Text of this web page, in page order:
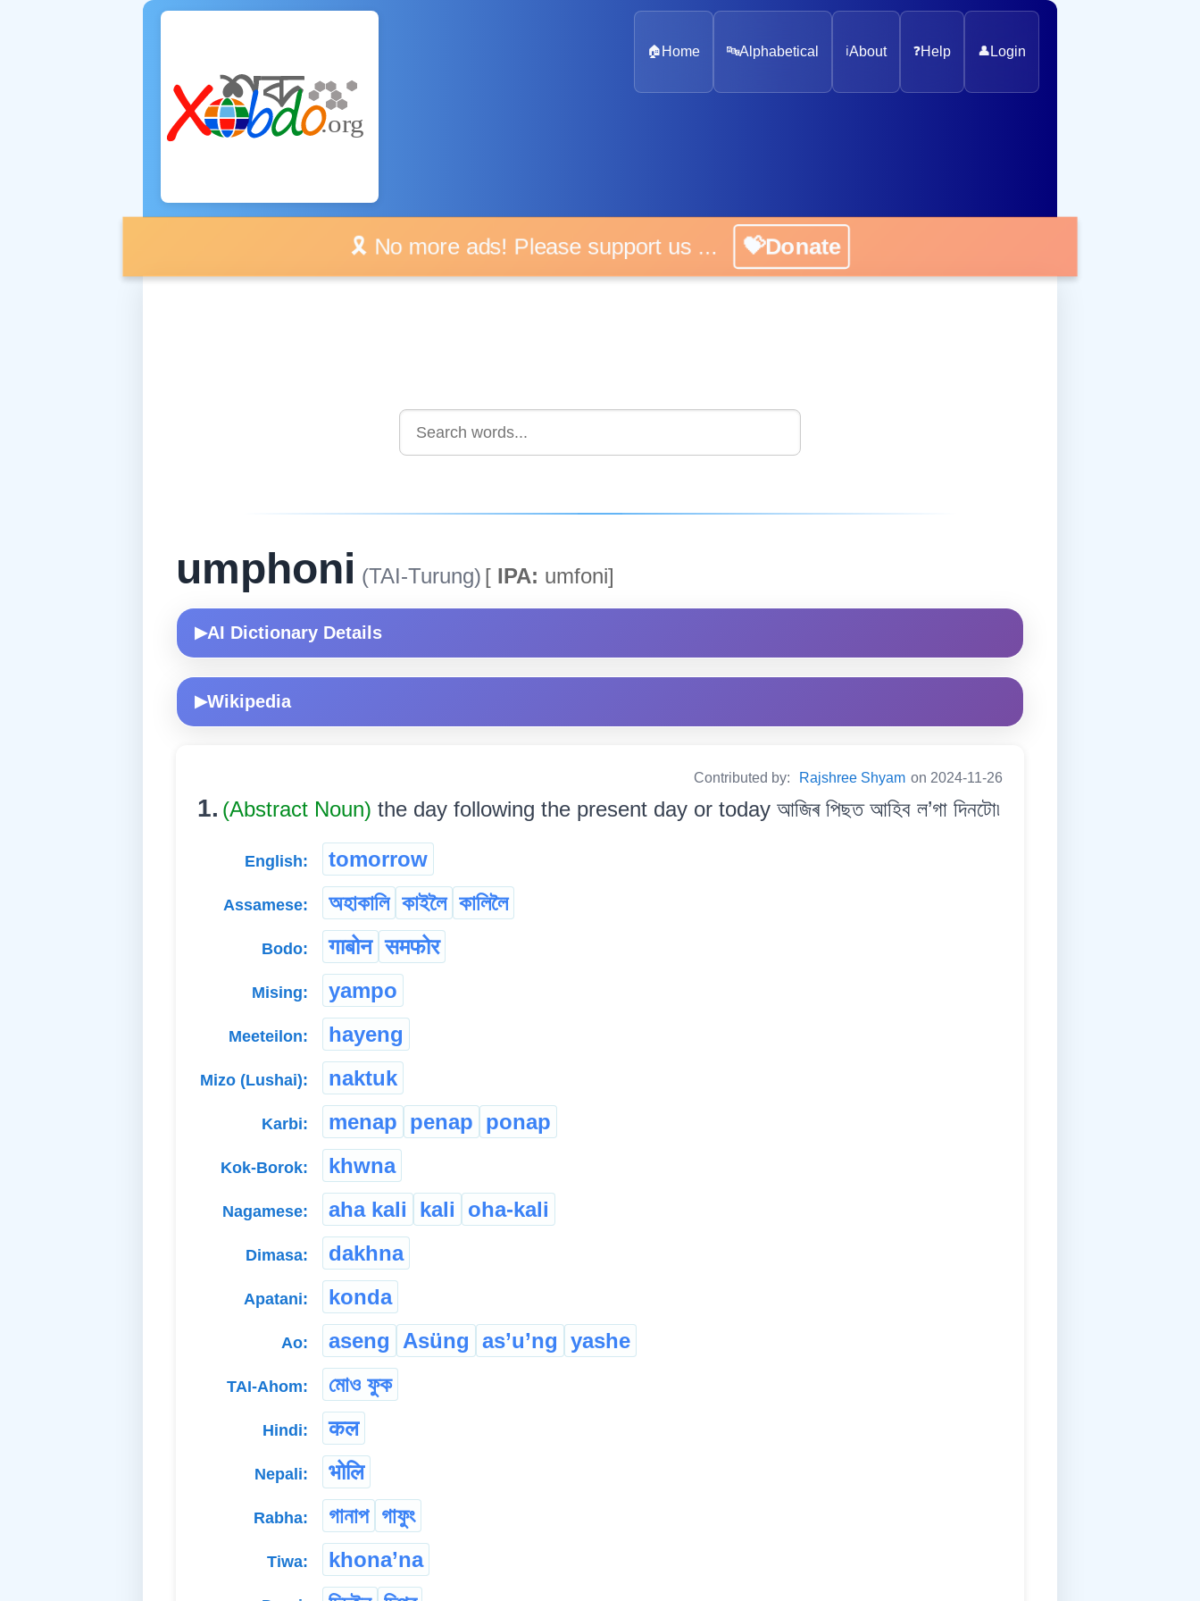
🏠 Home 🔤Alphabetical ℹ️About ❓Help 👤 Login
🎗️ No more ads! Please support us ... 💝Donate
umphoni (TAI-Turung) [ IPA: umfoni]
▶AI Dictionary Details
▶Wikipedia
Contributed by: Rajshree Shyam on 2024-11-26
1. (Abstract Noun) the day following the present day or today আজিৰ পিছত আহিব ল’গা দিনটো৷
English: tomorrow
Assamese: অহাকালি কাইলৈ কালিলৈ
Bodo: गाबोन समफोर
Mising: yampo
Meeteilon: hayeng
Mizo (Lushai): naktuk
Karbi: menap penap ponap
Kok-Borok: khwna
Nagamese: aha kali kali oha-kali
Dimasa: dakhna
Apatani: konda
Ao: aseng Asüng as’u’ng yashe
TAI-Ahom: মোও ফুক
Hindi: कल
Nepali: भोलि
Rabha: গানাপ গাফুং
Tiwa: khona’na